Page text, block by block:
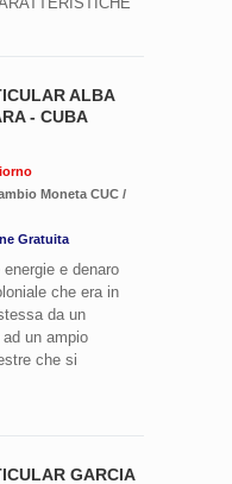
ALBA
- CUBA
Moneta CUC /
Gratuita
e denaro
che era in
da un
un ampio
che si
GARCIA